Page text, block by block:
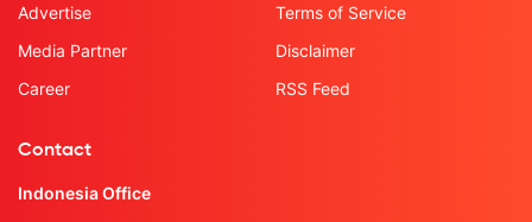
Advertise
Media Partner
Career
Terms of Service
Disclaimer
RSS Feed
Contact
Indonesia Office